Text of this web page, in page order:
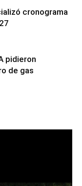
cronograma
pidieron
de gas